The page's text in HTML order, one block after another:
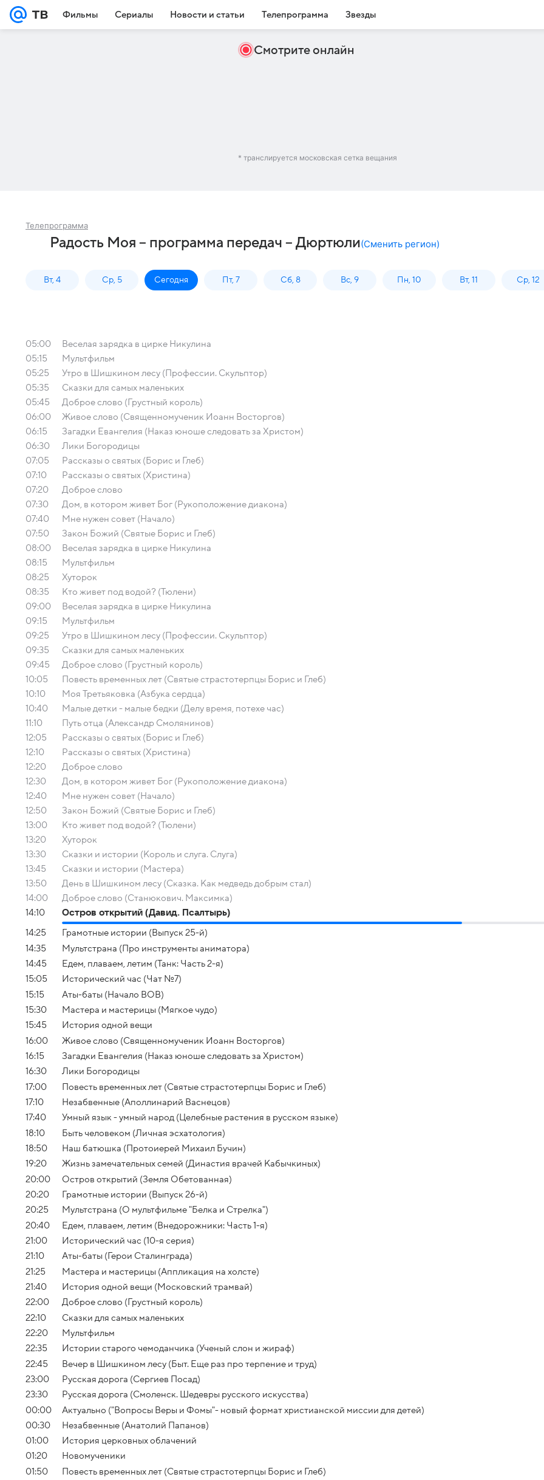
Фильмы Сериалы Новости и статьи Телепрограмма Звезды
Смотрите онлайн
* транслируется московская сетка вещания
Телепрограмма
Радость Моя – программа передач – Дюртюли(Сменить регион)
Вт, 4 Ср, 5 Сегодня Пт, 7 Сб, 8 Вс, 9 Пн, 10 Вт, 11 Ср, 12
05:00
Веселая зарядка в цирке Никулина
05:15
Мультфильм
05:25
Утро в Шишкином лесу (Профессии. Скульптор)
05:35
Сказки для самых маленьких
05:45
Доброе слово (Грустный король)
06:00
Живое слово (Священномученик Иоанн Восторгов)
06:15
Загадки Евангелия (Наказ юноше следовать за Христом)
06:30
Лики Богородицы
07:05
Рассказы о святых (Борис и Глеб)
07:10
Рассказы о святых (Христина)
07:20
Доброе слово
07:30
Дом, в котором живет Бог (Рукоположение диакона)
07:40
Мне нужен совет (Начало)
07:50
Закон Божий (Святые Борис и Глеб)
08:00
Веселая зарядка в цирке Никулина
08:15
Мультфильм
08:25
Хуторок
08:35
Кто живет под водой? (Тюлени)
09:00
Веселая зарядка в цирке Никулина
09:15
Мультфильм
09:25
Утро в Шишкином лесу (Профессии. Скульптор)
09:35
Сказки для самых маленьких
09:45
Доброе слово (Грустный король)
10:05
Повесть временных лет (Святые страстотерпцы Борис и Глеб)
10:10
Моя Третьяковка (Азбука сердца)
10:40
Малые детки - малые бедки (Делу время, потехе час)
11:10
Путь отца (Александр Смолянинов)
12:05
Рассказы о святых (Борис и Глеб)
12:10
Рассказы о святых (Христина)
12:20
Доброе слово
12:30
Дом, в котором живет Бог (Рукоположение диакона)
12:40
Мне нужен совет (Начало)
12:50
Закон Божий (Святые Борис и Глеб)
13:00
Кто живет под водой? (Тюлени)
13:20
Хуторок
13:30
Сказки и истории (Король и слуга. Слуга)
13:45
Сказки и истории (Мастера)
13:50
День в Шишкином лесу (Сказка. Как медведь добрым стал)
14:00
Доброе слово (Станюкович. Максимка)
14:10
Остров открытий (Давид. Псалтырь)
14:25
Грамотные истории (Выпуск 25-й)
14:35
Мультстрана (Про инструменты аниматора)
14:45
Едем, плаваем, летим (Танк: Часть 2-я)
15:05
Исторический час (Чат №7)
15:15
Аты-баты (Начало ВОВ)
15:30
Мастера и мастерицы (Мягкое чудо)
15:45
История одной вещи
16:00
Живое слово (Священномученик Иоанн Восторгов)
16:15
Загадки Евангелия (Наказ юноше следовать за Христом)
16:30
Лики Богородицы
17:00
Повесть временных лет (Святые страстотерпцы Борис и Глеб)
17:10
Незабвенные (Аполлинарий Васнецов)
17:40
Умный язык - умный народ (Целебные растения в русском языке)
18:10
Быть человеком (Личная эсхатология)
18:50
Наш батюшка (Протоиерей Михаил Бучин)
19:20
Жизнь замечательных семей (Династия врачей Кабычкиных)
20:00
Остров открытий (Земля Обетованная)
20:20
Грамотные истории (Выпуск 26-й)
20:25
Мультстрана (О мультфильме "Белка и Стрелка")
20:40
Едем, плаваем, летим (Внедорожники: Часть 1-я)
21:00
Исторический час (10-я серия)
21:10
Аты-баты (Герои Сталинграда)
21:25
Мастера и мастерицы (Аппликация на холсте)
21:40
История одной вещи (Московский трамвай)
22:00
Доброе слово (Грустный король)
22:10
Сказки для самых маленьких
22:20
Мультфильм
22:35
Истории старого чемоданчика (Ученый слон и жираф)
22:45
Вечер в Шишкином лесу (Быт. Еще раз про терпение и труд)
23:00
Русская дорога (Сергиев Посад)
23:30
Русская дорога (Смоленск. Шедевры русского искусства)
00:00
Актуально ("Вопросы Веры и Фомы"- новый формат христианской миссии для детей)
00:30
Незабвенные (Анатолий Папанов)
01:00
История церковных облачений
01:20
Новомученики
01:50
Повесть временных лет (Святые страстотерпцы Борис и Глеб)